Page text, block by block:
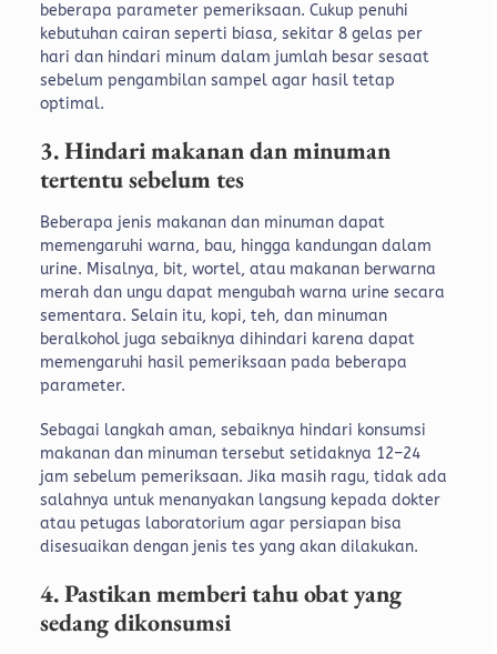
beberapa parameter pemeriksaan. Cukup penuhi
kebutuhan cairan seperti biasa, sekitar 8 gelas per
hari dan hindari minum dalam jumlah besar sesaat
sebelum pengambilan sampel agar hasil tetap
optimal.
3. Hindari makanan dan minuman
tertentu sebelum tes
Beberapa jenis makanan dan minuman dapat
memengaruhi warna, bau, hingga kandungan dalam
urine. Misalnya, bit, wortel, atau makanan berwarna
merah dan ungu dapat mengubah warna urine secara
sementara. Selain itu, kopi, teh, dan minuman
beralkohol juga sebaiknya dihindari karena dapat
memengaruhi hasil pemeriksaan pada beberapa
parameter.
Sebagai langkah aman, sebaiknya hindari konsumsi
makanan dan minuman tersebut setidaknya 12–24
jam sebelum pemeriksaan. Jika masih ragu, tidak ada
salahnya untuk menanyakan langsung kepada dokter
atau petugas laboratorium agar persiapan bisa
disesuaikan dengan jenis tes yang akan dilakukan.
4.Pastikan memberi tahu obat yang
sedang dikonsumsi